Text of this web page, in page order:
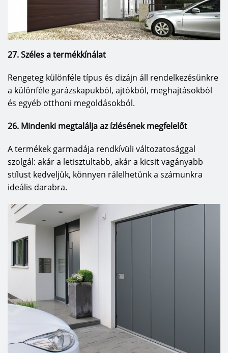
kerámiát, fémet, műanyagot. Egy klasszikus vagy
szecessziós stílusú épülethez tökéletes kiegészítő
lehet az impregnált, fehérre alapozott, tömörfa
különlegessé varázsolható például egy Silkgrain
kapuval, amitől az épület szinte megújul.
Rusztikus kapumotívumokkal vagy egyedi
kialakítású design fakapuval egyedi hatás érhető
el. A garázskapun megjelenhetnek a kedvenc
egy egyszerű rajz –, és a garázs kapu elkészül
tömör fenyőből, sőt a kapu kaphat vasalatot,
díszfogantyút is. Ráadásul a Hörmann minden
kapuhoz egy vele külsőleg teljesen megegyező,
A Hörmann termékpalettájában garantáltan
megtalálja mindenki a háza stílusához, színéhez,
bármilyen egyedi igényéhez tökéletesen
alkalmazkodó bejárati ajtót, garázskaput.
27. Széles a termékkínálat
Rengeteg különféle típus és dizájn áll rendelkezésünkre
a különféle garázskapukból, ajtókból, meghajtásokból
és egyéb otthoni megoldásokból.
26. Mindenki megtalálja az ízlésének megfelelőt
A termékek garmadája rendkívüli változatosággal
szolgál: akár a letisztultabb, akár a kicsit vagányabb
stílust kedveljük, könnyen rálelhetünk a számunkra
ideális darabra.